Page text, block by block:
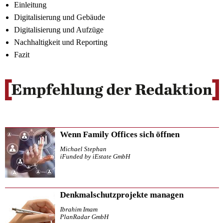
Einleitung
Digitalisierung und Gebäude
Digitalisierung und Aufzüge
Nachhaltigkeit und Reporting
Fazit
Wenn Family Offices sich öffnen
Michael Stephan
iFunded by iEstate GmbH
Denkmalschutzprojekte managen
Ibrahim Imam
PlanRadar GmbH